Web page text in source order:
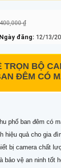
₫
Ngày đăng: 12/13/
TRỌN BỘ
ĐÊM CÓ
phố ban đêm có
hiệu quả cho gia
bị camera chất
bảo vệ an ninh tốt